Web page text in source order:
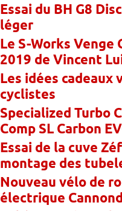
Essai du BH G8
léger
Le S-Works Venge
2019 de Vincent
Les idées cadeaux
cyclistes
Specialized Turbo
Comp SL Carbon
Essai de la cuve
montage des
Nouveau vélo de
électrique